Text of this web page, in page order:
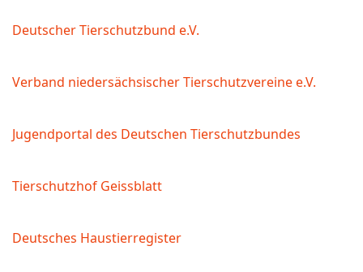
Deutscher Tierschutzbund e.V.
Verband niedersächsischer Tierschutzvereine e.V.
Jugendportal des Deutschen Tierschutzbundes
Tierschutzhof Geissblatt
Deutsches Haustierregister